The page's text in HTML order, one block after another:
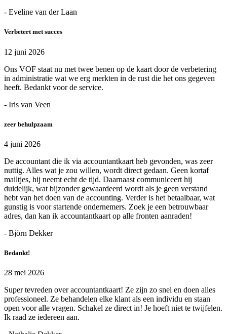
- Eveline van der Laan
Verbetert met succes
12 juni 2026
Ons VOF staat nu met twee benen op de kaart door de verbetering
in administratie wat we erg merkten in de rust die het ons gegeven
heeft. Bedankt voor de service.
- Iris van Veen
zeer behulpzaam
4 juni 2026
De accountant die ik via accountantkaart heb gevonden, was zeer
nuttig. Alles wat je zou willen, wordt direct gedaan. Geen kortaf
mailtjes, hij neemt echt de tijd. Daarnaast communiceert hij
duidelijk, wat bijzonder gewaardeerd wordt als je geen verstand
hebt van het doen van de accounting. Verder is het betaalbaar, wat
gunstig is voor startende ondernemers. Zoek je een betrouwbaar
adres, dan kan ik accountantkaart op alle fronten aanraden!
- Björn Dekker
Bedankt!
28 mei 2026
Super tevreden over accountantkaart! Ze zijn zo snel en doen alles
professioneel. Ze behandelen elke klant als een individu en staan
open voor alle vragen. Schakel ze direct in! Je hoeft niet te twijfelen.
Ik raad ze iedereen aan.